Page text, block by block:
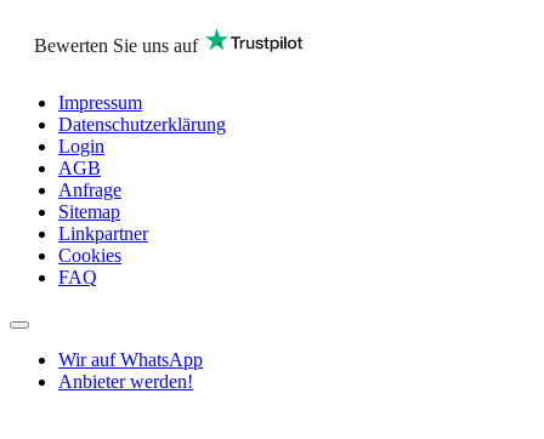
Bewerten Sie uns auf
Impressum
Datenschutzerklärung
Login
AGB
Anfrage
Sitemap
Linkpartner
Cookies
FAQ
Wir auf WhatsApp
Anbieter werden!